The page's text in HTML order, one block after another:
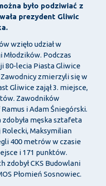
było podziwiać z
prezydent Gliwic
wzięło udział w
Podczas
80-lecia Piasta Gliwice
zmierzyli się w
Gliwice zajął 3. miejsce,
Zawodników
i Adam Śniegórski.
męska sztafeta
Rolecki, Maksymilian
400 metrów w czasie
i 171 punktów.
zdobył CKS Budowlani
Płomień Sosnowiec.